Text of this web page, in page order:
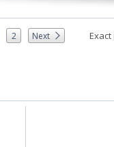
2 Next